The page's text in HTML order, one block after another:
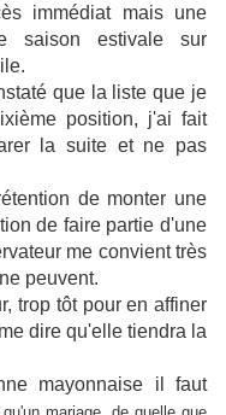
immédiat mais une
saison estivale sur
que la liste que je
position, j'ai fait
la suite et ne pas
de monter une
de faire partie d'une
me convient très
peuvent.
trop tôt pour en affiner
dire qu'elle tiendra la
mayonnaise il faut